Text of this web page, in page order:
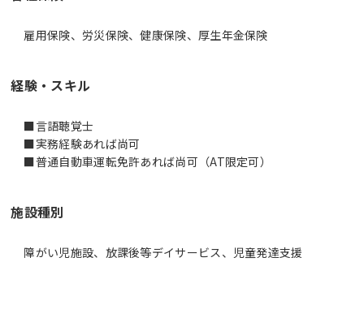
雇用保険、労災保険、健康保険、厚生年金保険
経験・スキル
■言語聴覚士
■実務経験あれば尚可
■普通自動車運転免許あれば尚可（AT限定可）
施設種別
障がい児施設、放課後等デイサービス、児童発達支援